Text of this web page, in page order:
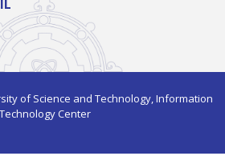
of Science and Technology, Information
Technology Center